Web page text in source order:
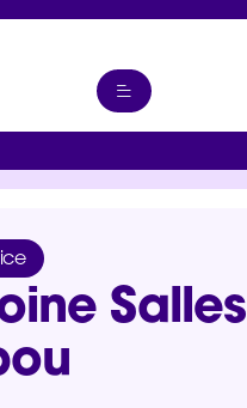
Salles